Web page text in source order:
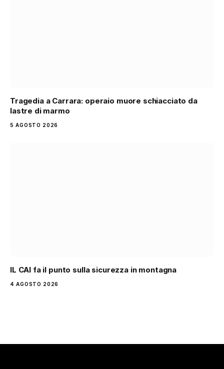
Tragedia a Carrara: operaio muore schiacciato da
lastre di marmo
5 AGOSTO 2026
IL CAI fa il punto sulla sicurezza in montagna
4 AGOSTO 2026